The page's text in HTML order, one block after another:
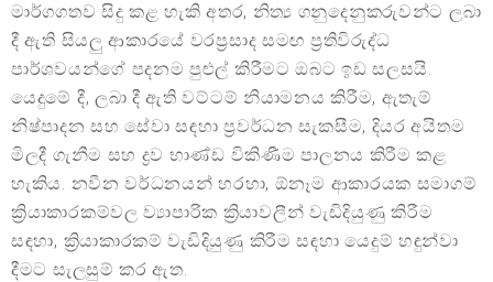
මාර්ගගතව සිදු කළ හැකි අතර, නිත්‍ය ගනුදෙනුකරුවන්ට ලබා
දී ඇති සියලු ආකාරයේ වරප්‍රසාද සමඟ ප්‍රතිවිරුද්ධ
පාර්ශවයන්ගේ පදනම පුළුල් කිරීමට ඔබට ඉඩ සලසයි.
යෙදුමේ දී, ලබා දී ඇති වට්ටම් නියාමනය කිරීම, ඇතැම්
නිෂ්පාදන සහ සේවා සඳහා ප්‍රවර්ධන සැකසීම, දියර අයිතම
මිලදී ගැනීම සහ ද්‍රව භාණ්ඩ විකිණීම පාලනය කිරීම කළ
හැකිය. නවීන වර්ධනයන් හරහා, ඕනෑම ආකාරයක සමාගම්
ක්‍රියාකාරකම්වල ව්‍යාපාරික ක්‍රියාවලීන් වැඩිදියුණු කිරීම
සඳහා, ක්‍රියාකාරකම් වැඩිදියුණු කිරීම සඳහා යෙදුම් හඳුන්වා
දීමට සැලසුම් කර ඇත.